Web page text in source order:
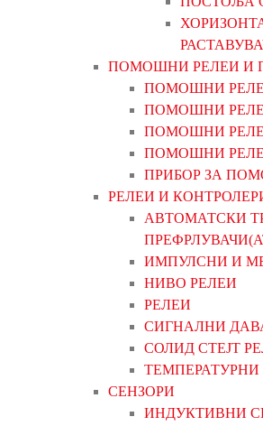
ПОМОШНИ РЕЛЕИ И
ПОМОШНИ
ПОМОШНИ
ПОМОШНИ
ПОМОШНИ
ПРИБОР ЗА
РЕЛЕИ И
АВТОМАТСКИ
ИМПУЛСНИ И
НИВО РЕЛЕИ
РЕЛЕИ
СИГНАЛНИ
СОЛИД СТЕЈТ
СЕНЗОРИ
ИНДУКТИВНИ